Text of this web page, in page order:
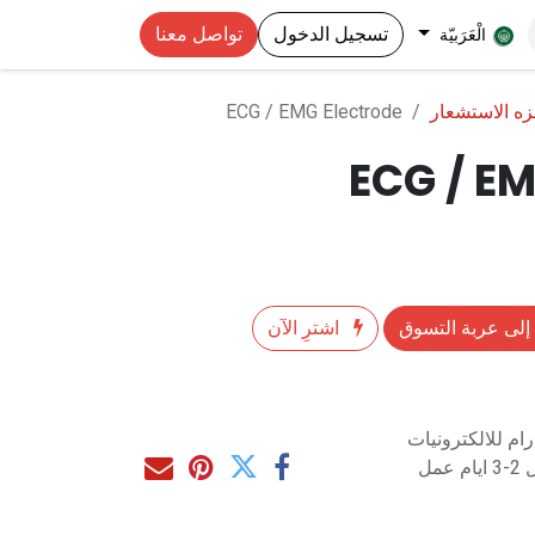
الْعَرَبيّة تسجيل الدخول تواصل معنا
الاستشعار ECG / EMG Electrode
ECG /
عربة التسوق
اشترِ الآن
للالكترونيات